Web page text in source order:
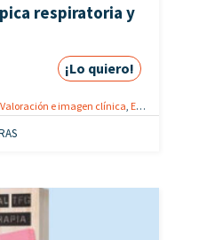
respiratoria y
¡Lo quiero!
Valoración e imagen clínica ECTS